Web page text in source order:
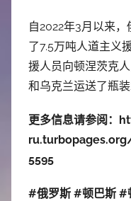
自2022年3月以来
了7.5万吨人道主义
援人员向顿涅茨克
和乌克兰运送了瓶
更多信息请参阅：
5595
#俄罗斯 #顿巴斯 #